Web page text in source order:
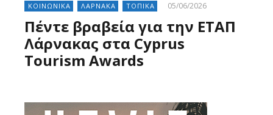
ΚΟΙΝΩΝΙΚΑ ΛΑΡΝΑΚΑ ΤΟΠΙΚΑ 05/06/2026
Πέντε βραβεία για την ΕΤΑΠ
Λάρνακας στα Cyprus
Tourism Awards